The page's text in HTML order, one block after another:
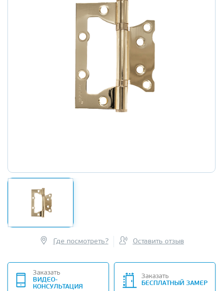
Где посмотреть? Оставить отзыв
Заказать
ВИДЕО-
КОНСУЛЬТАЦИЯ
Заказать
БЕСПЛАТНЫЙ ЗАМЕР